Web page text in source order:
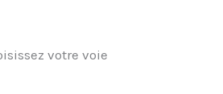
votre voie